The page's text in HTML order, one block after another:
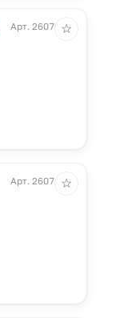
Арт. 26070.30
☆
Арт. 26071.60
☆